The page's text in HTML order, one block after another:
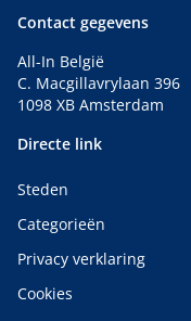
Contact gegevens
All-In België
C. Macgillavrylaan 396
1098 XB Amsterdam
Directe link
Steden
Categorieën
Privacy verklaring
Cookies